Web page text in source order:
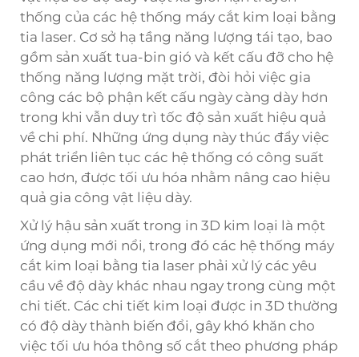
thống của các hệ thống máy cắt kim loại bằng
tia laser. Cơ sở hạ tầng năng lượng tái tạo, bao
gồm sản xuất tua-bin gió và kết cấu đỡ cho hệ
thống năng lượng mặt trời, đòi hỏi việc gia
công các bộ phận kết cấu ngày càng dày hơn
trong khi vẫn duy trì tốc độ sản xuất hiệu quả
về chi phí. Những ứng dụng này thúc đẩy việc
phát triển liên tục các hệ thống có công suất
cao hơn, được tối ưu hóa nhằm nâng cao hiệu
quả gia công vật liệu dày.
Xử lý hậu sản xuất trong in 3D kim loại là một
ứng dụng mới nổi, trong đó các hệ thống máy
cắt kim loại bằng tia laser phải xử lý các yêu
cầu về độ dày khác nhau ngay trong cùng một
chi tiết. Các chi tiết kim loại được in 3D thường
có độ dày thành biến đổi, gây khó khăn cho
việc tối ưu hóa thông số cắt theo phương pháp